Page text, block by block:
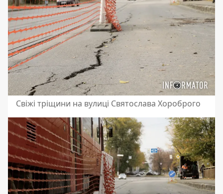
Свіжі тріщини на вулиці Святослава Хороброго